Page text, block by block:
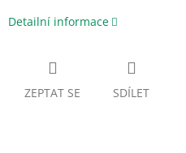
Detailní informace
ZEPTAT SE SDÍLET